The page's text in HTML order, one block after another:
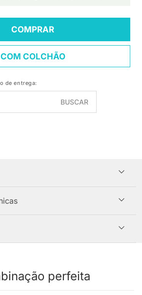
COMPRAR
COM COLCHÃO
de entrega:
BUSCAR
perfeita